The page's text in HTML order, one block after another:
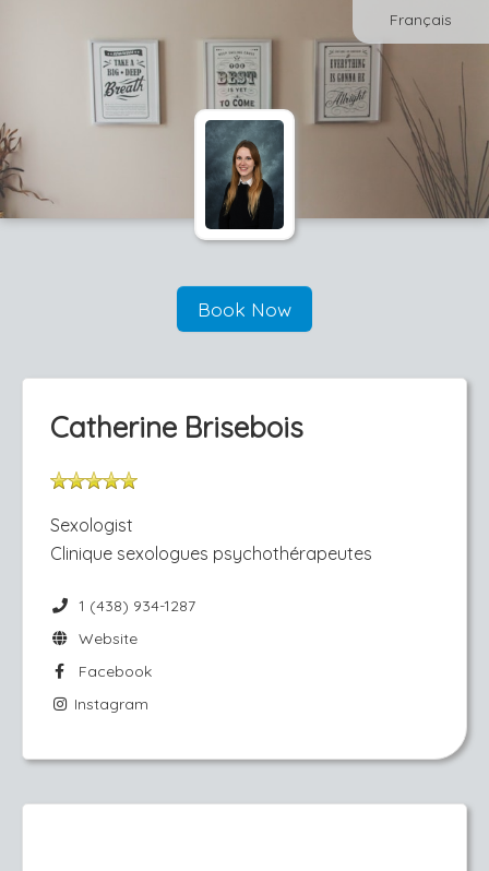
Français
Book Now
Catherine Brisebois
Sexologist
Clinique sexologues psychothérapeutes
1 (438) 934-1287
Website
Facebook
Instagram